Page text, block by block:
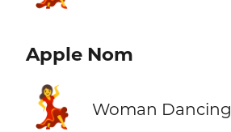
Apple Nom
💃 Woman Dancing